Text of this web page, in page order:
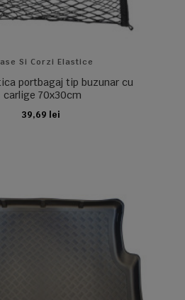
Si Corzi Elastice
portbagaj tip buzunar cu
carlige 70x30cm
39,69 lei
ADAUGA IN COS